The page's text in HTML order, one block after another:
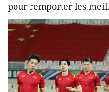
pour remporter les